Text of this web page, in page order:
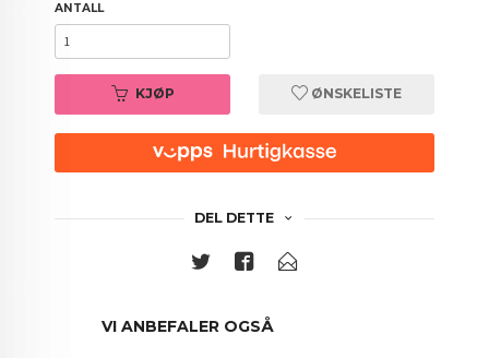
ANTALL
KJØP ØNSKELISTE
DEL DETTE
VI ANBEFALER OGSÅ